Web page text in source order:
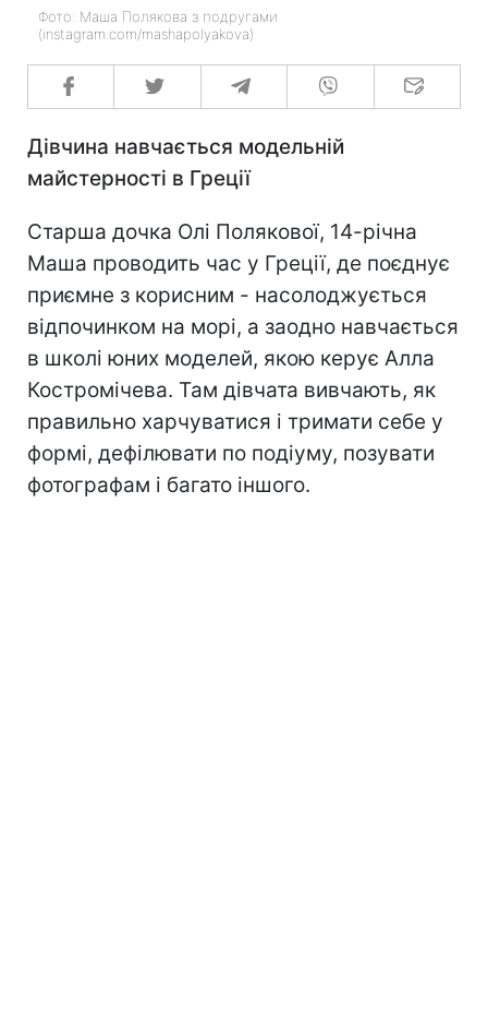
Фото: Маша Полякова з подругами
(instagram.com/mashapolyakova)
Дівчина навчається модельній
майстерності в Греції
Старша дочка Олі Полякової, 14-річна
Маша проводить час у Греції, де поєднує
приємне з корисним - насолоджується
відпочинком на морі, а заодно навчається
в школі юних моделей, якою керує Алла
Костромічева. Там дівчата вивчають, як
правильно харчуватися і тримати себе у
формі, дефілювати по подіуму, позувати
фотографам і багато іншого.